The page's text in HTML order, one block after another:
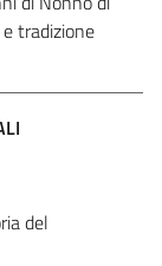
tradizione
del